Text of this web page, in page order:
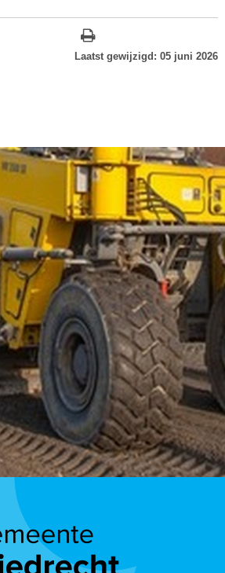
Laatst gewijzigd: 05 juni 2026